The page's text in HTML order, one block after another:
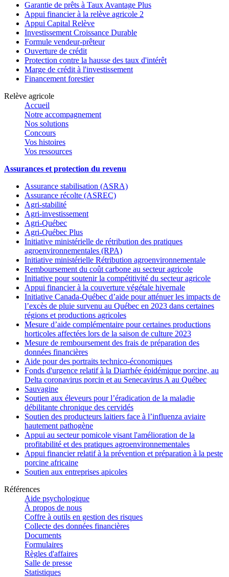
Garantie de prêts à Taux Avantage Plus
Appui financier à la relève agricole 2
Appui Capital Relève
Investissement Croissance Durable
Formule vendeur-prêteur
Ouverture de crédit
Protection contre la hausse des taux d'intérêt
Marge de crédit à l'investissement
Financement forestier
Relève agricole
Accueil
Notre accompagnement
Nos solutions
Concours
Vos histoires
Vos ressources
Assurances et protection du revenu
Assurance stabilisation (ASRA)
Assurance récolte (ASREC)
Agri-stabilité
Agri-investissement
Agri-Québec
Agri-Québec Plus
Initiative ministérielle de rétribution des pratiques
agroenvironnementales (RPA)
Initiative ministérielle Rétribution agroenvironnementale
Remboursement du coût carbone au secteur agricole
Initiative pour soutenir la compétitivité du secteur agricole
Appui financier à la couverture végétale hivernale
Initiative Canada-Québec d’aide pour atténuer les impacts de
l’excès de pluie survenu au Québec en 2023 dans certaines
régions et productions agricoles
Mesure d’aide complémentaire pour certaines productions
horticoles affectées lors de la saison de culture 2023
Mesure de remboursement des frais de préparation des
données financières
Aide pour des portraits technico-économiques
Fonds d'urgence relatif à la Diarrhée épidémique porcine, au
Delta coronavirus porcin et au Senecavirus A au Québec
Sauvagine
Soutien aux éleveurs pour l’éradication de la maladie
débilitante chronique des cervidés
Soutien des producteurs laitiers face à l’influenza aviaire
hautement pathogène
Appui au secteur pomicole visant l'amélioration de la
profitabilité et des pratiques agroenvironnementales
Appui financier relatif à la prévention et préparation à la peste
porcine africaine
Soutien aux entreprises apicoles
Références
Aide psychologique
À propos de nous
Coffre à outils en gestion des risques
Collecte des données financières
Documents
Formulaires
Règles d'affaires
Salle de presse
Statistiques